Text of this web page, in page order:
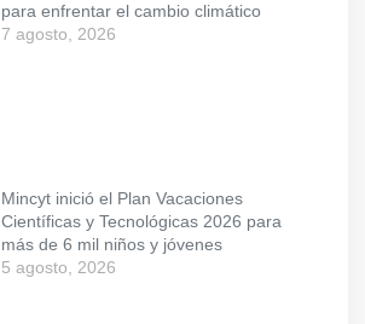
para enfrentar el cambio climático
7 agosto, 2026
Mincyt inició el Plan Vacaciones
Científicas y Tecnológicas 2026 para
más de 6 mil niños y jóvenes
5 agosto, 2026